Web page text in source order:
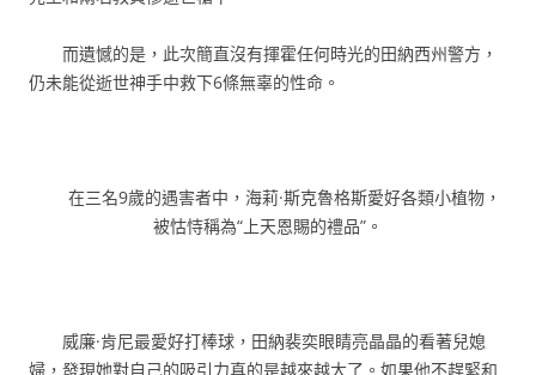
而遺憾的是，此次簡直沒有揮霍任何時光的田納西州警方，
仍未能從逝世神手中救下6條無辜的性命。
在三名9歲的遇害者中，海莉·斯克魯格斯愛好各類小植物，
被怙恃稱為“上天恩賜的禮品”。
威廉·肯尼最愛好打棒球，田納裴奕眼睛亮晶晶的看著兒媳
婦，發現她對自己的吸引力真的是越來越大了。如果他不趕緊和